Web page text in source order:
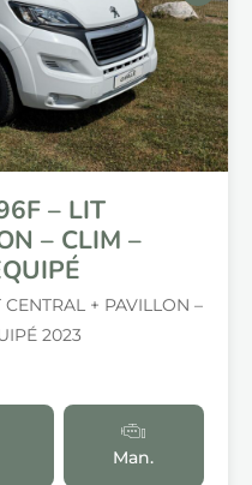
– LIT
– CLIM –
+ PAVILLON –
2023
Man.